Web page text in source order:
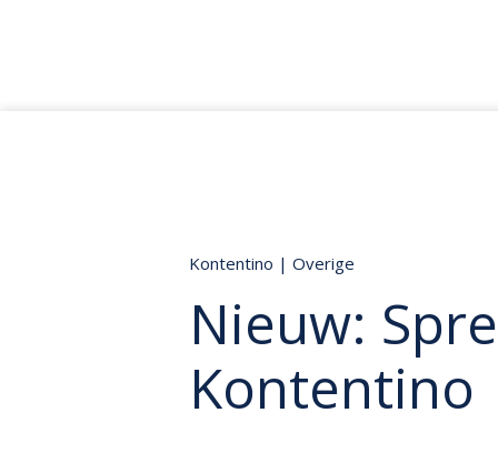
Kontentino | Overige
Nieuw: